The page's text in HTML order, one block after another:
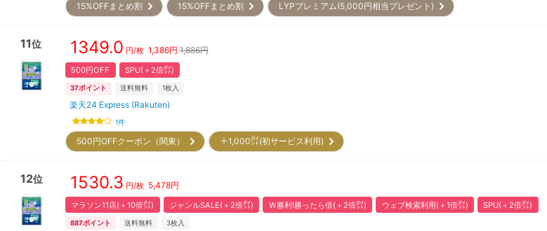
15%OFFまとめ割 15%OFFまとめ割 LYPプレミアム(5,000円相当プレゼント)
11位 1349.0 円/枚 1,386円 1,886円
500円OFF SPU(＋2倍㌽)
37ポイント 送料無料 1枚入
楽天24 Express (Rakuten)
1件
500円OFFクーポン（関東） ＋1,000㌽(初サービス利用)
12位 1530.3 円/枚 5,478円
マラソン11店(＋10倍㌽) ジャンルSALE(＋2倍㌽) W勝利!勝ったら倍(＋2倍㌽) ウェブ検索利用(＋1倍㌽) SPU(＋2倍㌽)
887ポイント 送料無料 3枚入